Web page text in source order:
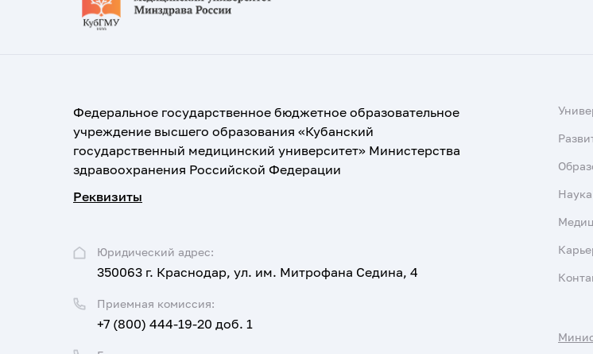
Федеральное государственное бюджетное образовательное
учреждение высшего образования «Кубанский
государственный медицинский университет» Министерства
здравоохранения Российской Федерации
Реквизиты
Юридический адрес:
350063 г. Краснодар, ул. им. Митрофана Седина, 4
Приемная комиссия:
+7 (800) 444-19-20 доб. 1
Наука